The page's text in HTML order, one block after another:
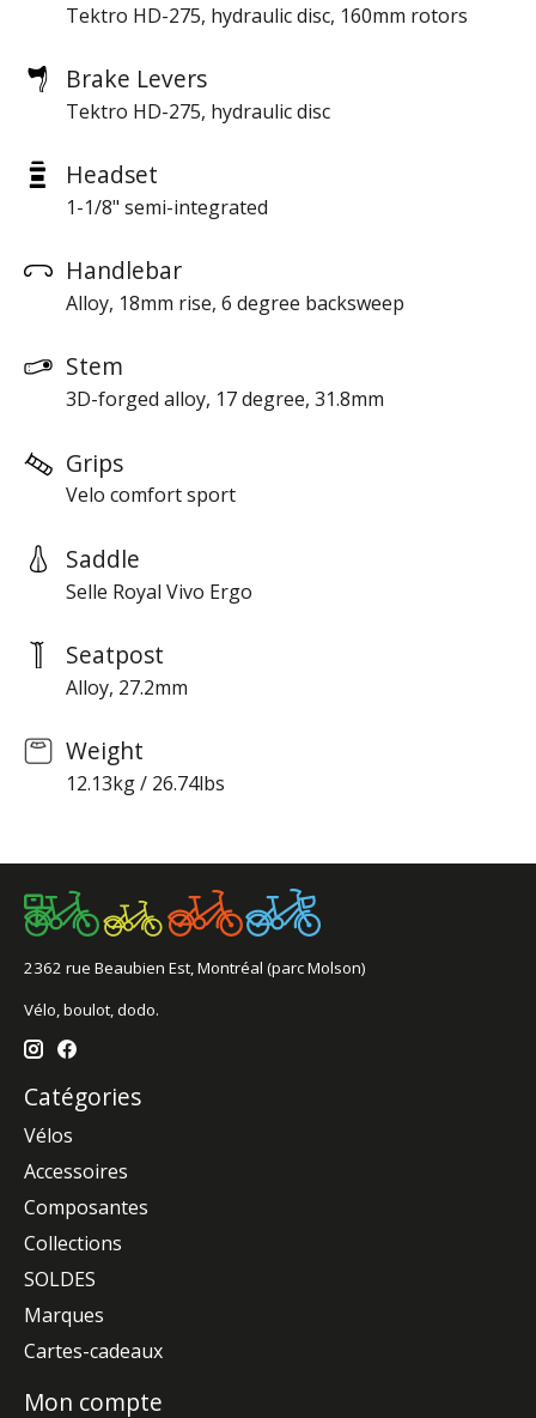
Tektro HD-275, hydraulic disc, 160mm rotors
Brake Levers
Tektro HD-275, hydraulic disc
Headset
1-1/8" semi-integrated
Handlebar
Alloy, 18mm rise, 6 degree backsweep
Stem
3D-forged alloy, 17 degree, 31.8mm
Grips
Velo comfort sport
Saddle
Selle Royal Vivo Ergo
Seatpost
Alloy, 27.2mm
Weight
12.13kg / 26.74lbs
2362 rue Beaubien Est, Montréal (parc Molson)
Vélo, boulot, dodo.
Catégories
Vélos
Accessoires
Composantes
Collections
SOLDES
Marques
Cartes-cadeaux
Mon compte